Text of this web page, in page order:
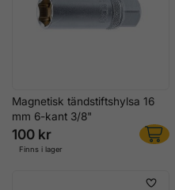
Magnetisk tändstiftshylsa 16
mm 6-kant 3/8"
100 kr
Finns i lager